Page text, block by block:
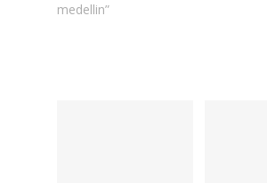
medellin”